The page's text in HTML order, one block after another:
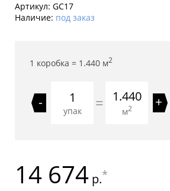
Артикул: GC17
Наличие: под заказ
1 коробка = 1.440 м2
-
упак = 1.440
м2 +
14 674 р.*